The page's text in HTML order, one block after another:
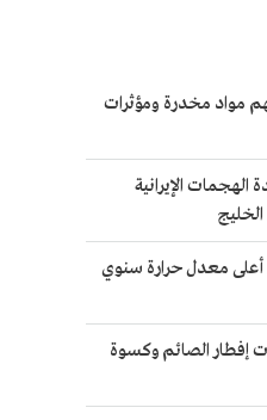
بحوزتهم مواد مخدرة ومؤثرات
الإيرانية
الخليج
أعلى معدل حرارة سنوي
إفطار الصائم وكسوة